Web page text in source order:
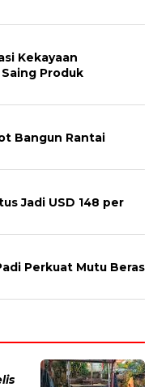
Kekayaan
Produk
Bangun Rantai
Jadi USD 148 per
Perkuat Mutu Beras